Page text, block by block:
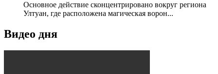
Основное действие сконцентрировано вокруг региона
Ултуан, где расположена магическая ворон...
Видео дня